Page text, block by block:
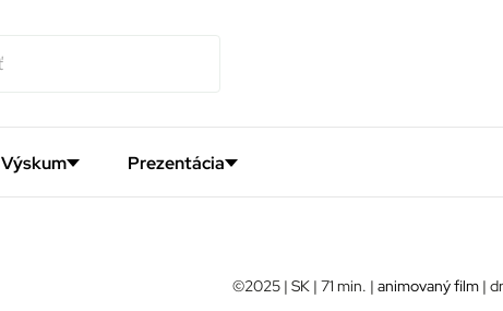
Výskum Prezentácia
©2025 | SK | 71 min. | animovaný film |